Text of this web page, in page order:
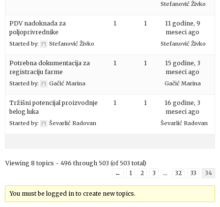
Stefanović Živko
PDV nadoknada za
poljoprivrednike
Started by: Stefanović Živko
1 1
11 godine, 9
meseci ago
Stefanović Živko
Potrebna dokumentacija za
registraciju farme
Started by: Gačić Marina
1 1
15 godine, 3
meseci ago
Gačić Marina
Tržišni potencijal proizvodnje
belog luka
Started by: Ševarlić Radovan
1 1
16 godine, 3
meseci ago
Ševarlić Radovan
Viewing 8 topics - 496 through 503 (of 503 total)
←
1 2 3 … 32 33 34
You must be logged in to create new topics.